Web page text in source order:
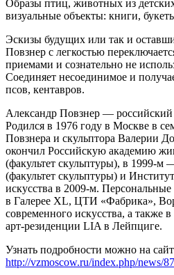
Образы птиц, животных из
визуальные объекты: книги,
Эскизы будущих или так и
Повзнер с легкостью
приемами и сознательно не
Соединяет несоединимое и
псов, кентавров.
Александр Повзнер — российский
Родился в 1976 году в Москве в
Повзнера и скульптора Валерии
окончил Российскую академию
(факультет скульптуры), в
(факультет скульптуры) и
искусства в 2009-м.
в Галерее XL, ЦТИ «Фабрика»,
современного искусства, а также
арт-резиденции LIA в Лейпциге.
Узнать подробности можно на
http://vzmoscow.ru/index.php/news/